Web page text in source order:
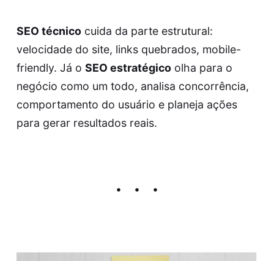
SEO técnicocuida da parte estrutural:
velocidade do site, links quebrados, mobile-
friendly. Já o SEO estratégicoolha para o
negócio como um todo, analisa concorrência,
comportamento do usuário e planeja ações
para gerar resultados reais.